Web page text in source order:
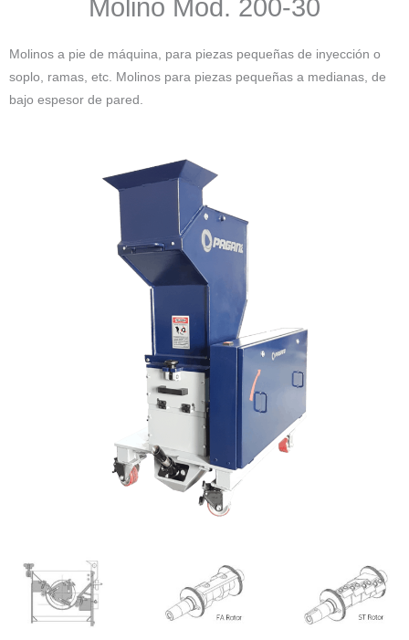
Molino Mod. 200-30
Molinos a pie de máquina, para piezas pequeñas de inyección o
soplo, ramas, etc. Molinos para piezas pequeñas a medianas, de
bajo espesor de pared.